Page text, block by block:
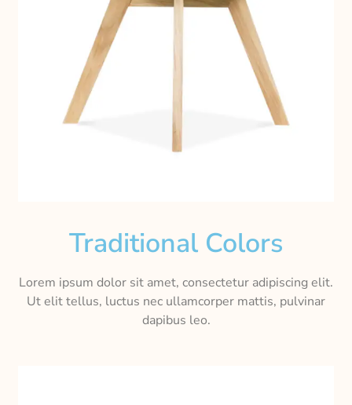
Traditional Colors
Lorem ipsum dolor sit amet, consectetur adipiscing elit.
Ut elit tellus, luctus nec ullamcorper mattis, pulvinar
dapibus leo.